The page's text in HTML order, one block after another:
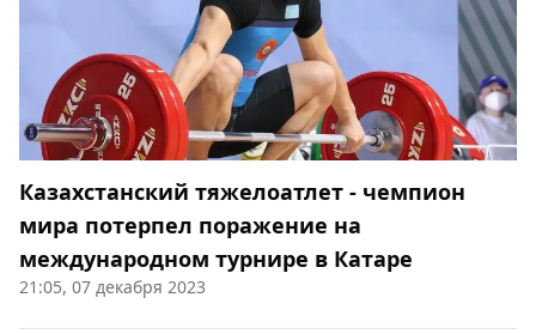
Казахстанский тяжелоатлет - чемпион
мира потерпел поражение на
международном турнире в Катаре
21:05, 07 декабря 2023